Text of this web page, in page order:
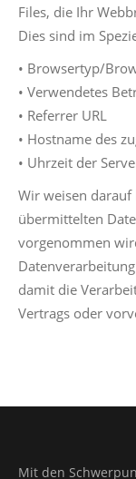
Files, die Ihr
Dies sind im
• Browsertyp/
• Verwendetes
• Referrer URL
• Hostname des
• Uhrzeit der
Wir weisen
übermittelten
vorgenommen
damit die
Vertrags oder
Mit den